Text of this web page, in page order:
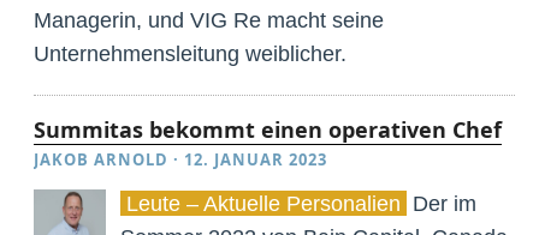
Managerin, und VIG Re macht seine
Unternehmensleitung weiblicher.
Summitas bekommt einen operativen Chef
JAKOB ARNOLD · 12. JANUAR 2023
Leute – Aktuelle Personalien Der im